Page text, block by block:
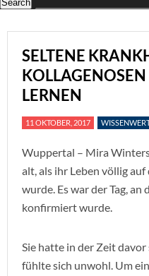
SELTENE
KOLLAGENOSEN
LERNEN
11 OKTOBER, 2017
Wuppertal – Mira
alt, als ihr Leben völlig auf
wurde. Es war der Tag, an
konfirmiert wurde.
Sie hatte in der Zeit
fühlte sich unwohl. Um